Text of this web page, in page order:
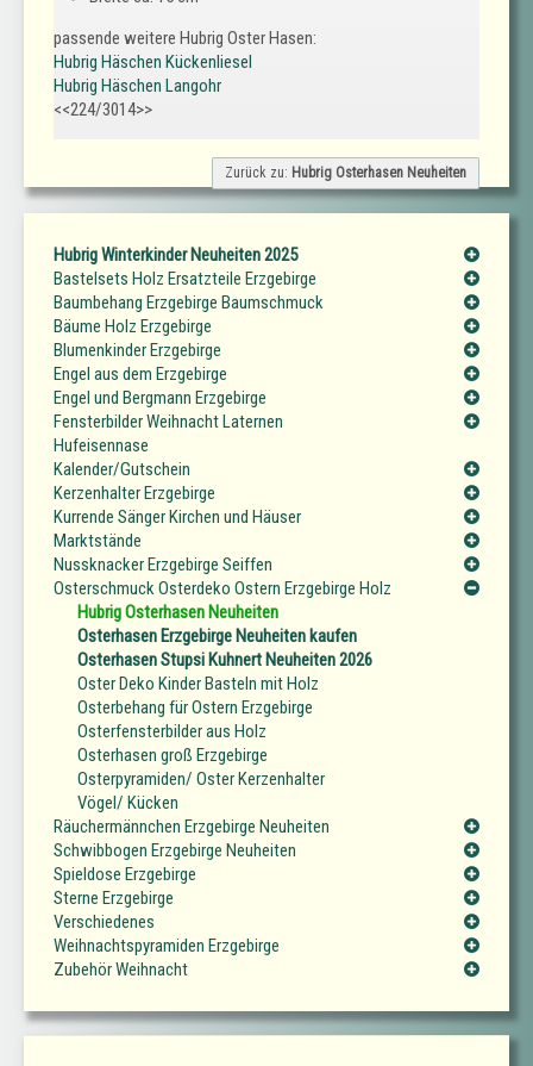
passende weitere Hubrig Oster Hasen:
Hubrig Häschen Kückenliesel
Hubrig Häschen Langohr
<<224/3014>>
Zurück zu: Hubrig Osterhasen Neuheiten
Hubrig Winterkinder Neuheiten 2025
Bastelsets Holz Ersatzteile Erzgebirge
Baumbehang Erzgebirge Baumschmuck
Bäume Holz Erzgebirge
Blumenkinder Erzgebirge
Engel aus dem Erzgebirge
Engel und Bergmann Erzgebirge
Fensterbilder Weihnacht Laternen
Hufeisennase
Kalender/Gutschein
Kerzenhalter Erzgebirge
Kurrende Sänger Kirchen und Häuser
Marktstände
Nussknacker Erzgebirge Seiffen
Osterschmuck Osterdeko Ostern Erzgebirge Holz
Hubrig Osterhasen Neuheiten
Osterhasen Erzgebirge Neuheiten kaufen
Osterhasen Stupsi Kuhnert Neuheiten 2026
Oster Deko Kinder Basteln mit Holz
Osterbehang für Ostern Erzgebirge
Osterfensterbilder aus Holz
Osterhasen groß Erzgebirge
Osterpyramiden/ Oster Kerzenhalter
Vögel/ Kücken
Räuchermännchen Erzgebirge Neuheiten
Schwibbogen Erzgebirge Neuheiten
Spieldose Erzgebirge
Sterne Erzgebirge
Verschiedenes
Weihnachtspyramiden Erzgebirge
Zubehör Weihnacht